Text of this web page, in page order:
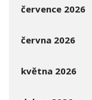
července 2026
června 2026
května 2026